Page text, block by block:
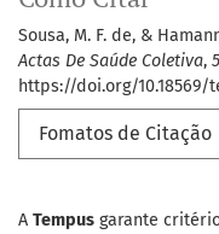
Sousa, M. F. de, &
Actas De Saúde Coletiva, 5
https://doi.org/10.18569/
Fomatos de Citação
A Tempus garante